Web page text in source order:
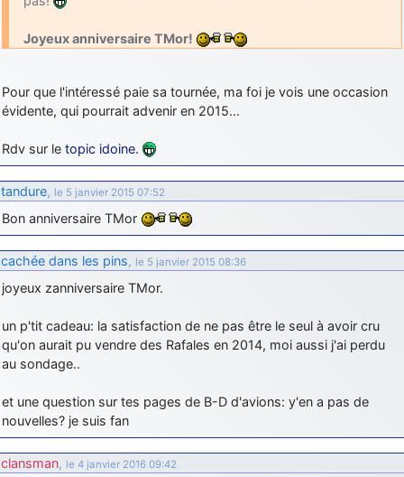
par terre
d9pouces: Désolé ! Mon filtrage a été un peu trop violent
tout voir
Joyeux anniversaire TMor!
Pour que l'intéressé paie sa tournée, ma foi je vois une occasion
évidente, qui pourrait advenir en 2015…
Rdv sur le topic idoine.
tandure, le 5 janvier 2015 07:52
Bon anniversaire TMor
cachée dans les pins, le 5 janvier 2015 08:36
joyeux zanniversaire TMor.
un p'tit cadeau: la satisfaction de ne pas être le seul à avoir cru
qu'on aurait pu vendre des Rafales en 2014, moi aussi j'ai perdu
au sondage..
et une question sur tes pages de B-D d'avions: y'en a pas de
nouvelles? je suis fan
clansman, le 4 janvier 2016 09:42